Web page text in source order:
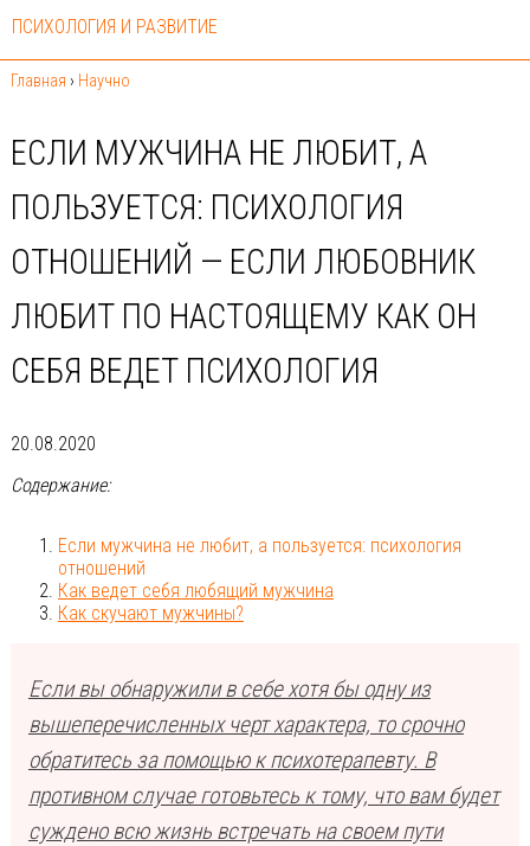
ПСИХОЛОГИЯ И РАЗВИТИЕ
Главная › Научно
ЕСЛИ МУЖЧИНА НЕ ЛЮБИТ, А
ПОЛЬЗУЕТСЯ: ПСИХОЛОГИЯ
ОТНОШЕНИЙ — ЕСЛИ ЛЮБОВНИК
ЛЮБИТ ПО НАСТОЯЩЕМУ КАК ОН
СЕБЯ ВЕДЕТ ПСИХОЛОГИЯ
20.08.2020
Содержание:
Если мужчина не любит, а пользуется: психология
отношений
Как ведет себя любящий мужчина
Как скучают мужчины?
Если вы обнаружили в себе хотя бы одну из
вышеперечисленных черт характера, то срочно
обратитесь за помощью к психотерапевту. В
противном случае готовьтесь к тому, что вам будет
суждено всю жизнь встречать на своем пути